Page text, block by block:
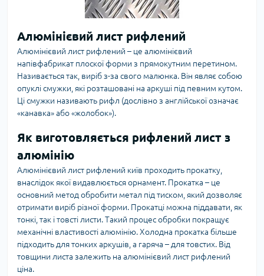
Алюмінієвий лист рифлений
Алюмінієвий лист рифлений – це алюмінієвий
напівфабрикат плоскої форми з прямокутним перетином.
Називається так, виріб з-за свого малюнка. Він являє собою
опуклі смужки, які розташовані на аркуші під певним кутом.
Ці смужки називають рифл (дослівно з англійської означає
«канавка» або «жолобок»).
Як виготовляється рифлений лист з
алюмінію
Алюмінієвий лист рифлений київ проходить прокатку,
внаслідок якої видавлюється орнамент. Прокатка – це
основний метод обробити метал під тиском, який дозволяє
отримати виріб різної форми. Прокатці можна піддавати, як
тонкі, так і товсті листи. Такий процес обробки покращує
механічні властивості алюмінію. Холодна прокатка більше
підходить для тонких аркушів, а гаряча – для товстих. Від
товщини листа залежить на алюмінієвий лист рифлений
ціна.